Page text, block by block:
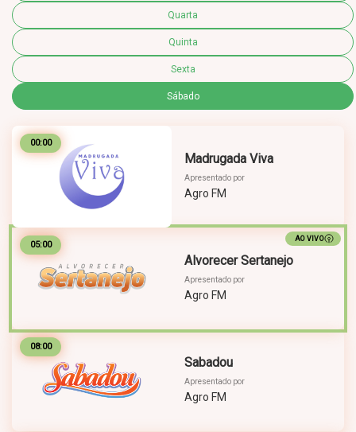
Quarta
Quinta
Sexta
Sábado
00:00
Madrugada Viva
Apresentado por
Agro FM
05:00
AO VIVO
Alvorecer Sertanejo
Apresentado por
Agro FM
08:00
Sabadou
Apresentado por
Agro FM